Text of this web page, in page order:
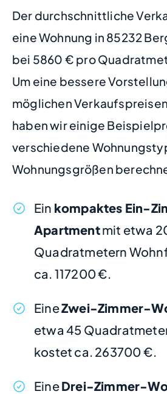
Der durchschnittliche
eine Wohnung in 85232
bei 5860 € pro
Um eine bessere
möglichen
haben wir einige
verschiedene
Wohnungsgrößen
Ein kompaktes Ein-
Apartmentmit etwa
Quadratmetern
ca. 117200 €.
EineZwei-Zimmer-
etwa 45
kostet ca. 263700 €.
EineDrei-Zimmer-